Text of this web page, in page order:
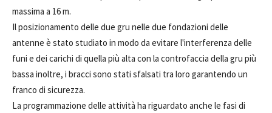
massima a 16 m.
Il posizionamento delle due gru nelle due fondazioni delle
antenne è stato studiato in modo da evitare l'interferenza delle
funi e dei carichi di quella più alta con la controfaccia della gru più
bassa inoltre, i bracci sono stati sfalsati tra loro garantendo un
franco di sicurezza.
La programmazione delle attività ha riguardato anche le fasi di